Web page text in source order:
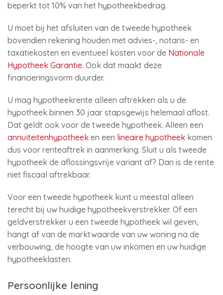
beperkt tot 10% van het hypotheekbedrag.
U moet bij het afsluiten van de tweede hypotheek
bovendien rekening houden met advies-, notaris- en
taxatiekosten en eventueel kosten voor de Nationale
Hypotheek Garantie. Ook dat maakt deze
financieringsvorm duurder.
U mag hypotheekrente alleen aftrekken als u de
hypotheek binnen 30 jaar stapsgewijs helemaal aflost.
Dat geldt ook voor de tweede hypotheek. Alleen een
annuïteitenhypotheek en een lineaire hypotheek komen
dus voor renteaftrek in aanmerking. Sluit u als tweede
hypotheek de aflossingsvrije variant af? Dan is de rente
niet fiscaal aftrekbaar.
Voor een tweede hypotheek kunt u meestal alleen
terecht bij uw huidige hypotheekverstrekker. Of een
geldverstrekker u een tweede hypotheek wil geven,
hangt af van de marktwaarde van uw woning na de
verbouwing, de hoogte van uw inkomen en uw huidige
hypotheeklasten.
Persoonlijke lening